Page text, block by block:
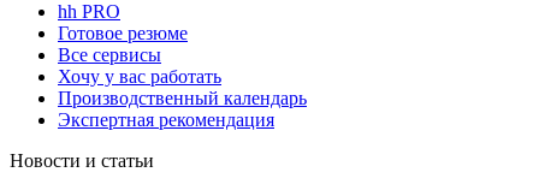
hh PRO
Готовое резюме
Все сервисы
Хочу у вас работать
Производственный календарь
Экспертная рекомендация
Новости и статьи